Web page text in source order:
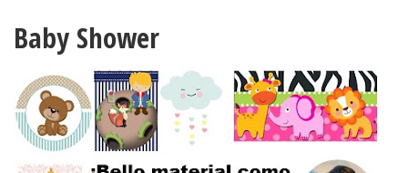
Baby Shower